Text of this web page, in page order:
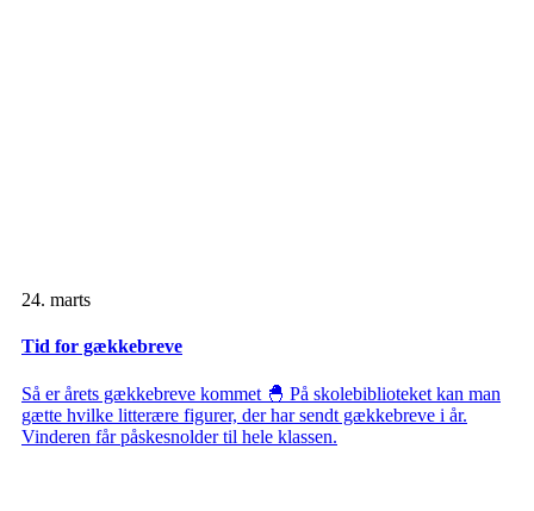
24. marts
Tid for gækkebreve
Så er årets gækkebreve kommet 🐣 På skolebiblioteket kan man
gætte hvilke litterære figurer, der har sendt gækkebreve i år.
Vinderen får påskesnolder til hele klassen.